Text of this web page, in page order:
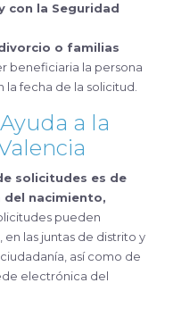
con la Seguridad
o familias
beneficiaria la persona
la fecha de la solicitud.
a la
solicitudes es de
del nacimiento,
pueden
las juntas de distrito y
así como de
electrónica del